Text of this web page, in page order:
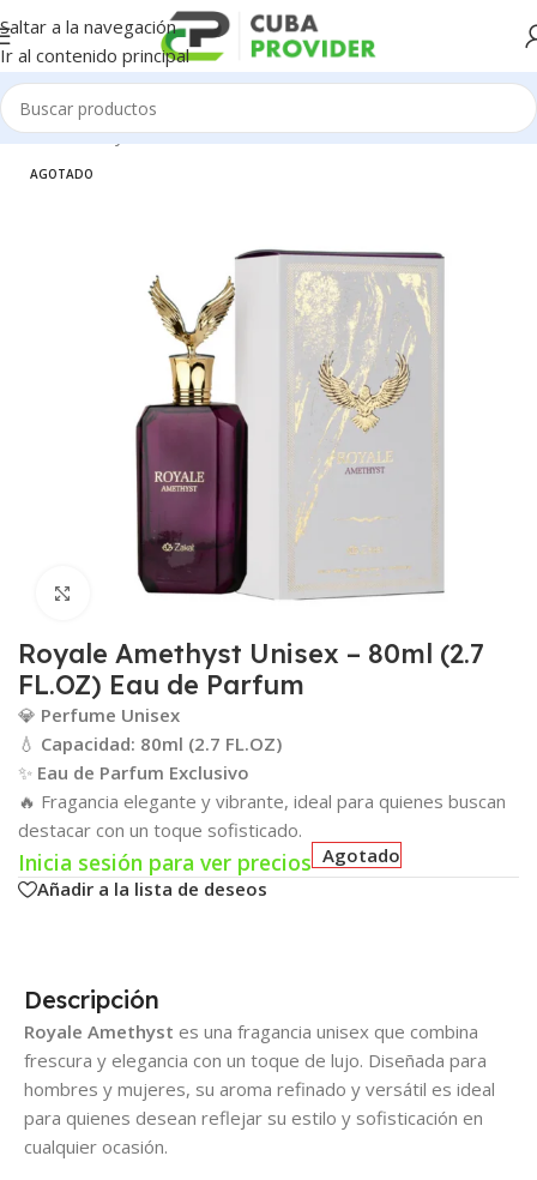
Saltar a la navegación
Ir al contenido principal
Inicio/Salud y Cuidado Personal/Perfumeria
AGOTADO
Click para agrandar
Royale Amethyst Unisex – 80ml (2.7
FL.OZ) Eau de Parfum
💎 Perfume Unisex
💧 Capacidad: 80ml (2.7 FL.OZ)
✨ Eau de Parfum Exclusivo
🔥 Fragancia elegante y vibrante, ideal para quienes buscan
destacar con un toque sofisticado.
Inicia sesión para ver precios Agotado
Añadir a la lista de deseos
Descripción
Royale Amethyst es una fragancia unisex que combina
frescura y elegancia con un toque de lujo. Diseñada para
hombres y mujeres, su aroma refinado y versátil es ideal
para quienes desean reflejar su estilo y sofisticación en
cualquier ocasión.